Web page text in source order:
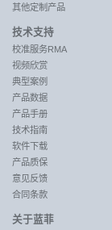
其他定制产品
技术支持
校准服务RMA
视频欣赏
典型案例
产品数据
产品手册
技术指南
软件下载
产品质保
意见反馈
合同条款
关于蓝菲